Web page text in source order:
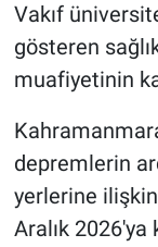
Vakıf
gösteren
muafiyetinin
depremlerin
yerlerine
Aralık